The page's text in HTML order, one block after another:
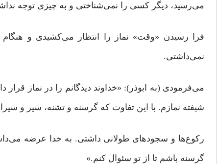
می‌رسید، دیگر کسی را نمی‌شناختی و به چیزی توجه
فرا رسیدن «وقت» نماز را انتظار می‌کشیدی و
نمی‌داشتی.
می‌فرمودی (به ابوذر): «خداوند دیدگانم را در نماز
شیفته نمازم. با این تفاوت که گرسنه و تشنه، سیر و
رکوع‌ها و سجودهای طولانی داشتی. به خدا عرضه
گرسنه باشم تا از تو سئوال کنم.»